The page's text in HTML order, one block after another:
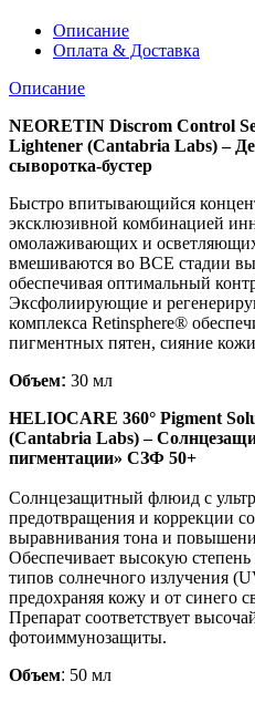
Описание
Оплата & Доставка
Описание
NEORETIN Discrom Control
Lightener (Cantabria Labs) –
сыворотка-бустер
Быстро впитывающийся
эксклюзивной комбинацией
омолаживающих и
вмешиваются во ВСЕ стадии
обеспечивая оптимальный
Эксфолиирующие и
комплекса Retinsphere®
пигментных пятен, сияние
Объем: 30 мл
HELIOCARE 360° Pigment
(Cantabria Labs) –
пигментации» СЗФ 50+
Солнцезащитный флюид с
предотвращения и коррекции
выравнивания тона и
Обеспечивает высокую
типов солнечного излучения
предохраняя кожу и от синего
Препарат соответствует
фотоиммунозащиты.
Объем: 50 мл